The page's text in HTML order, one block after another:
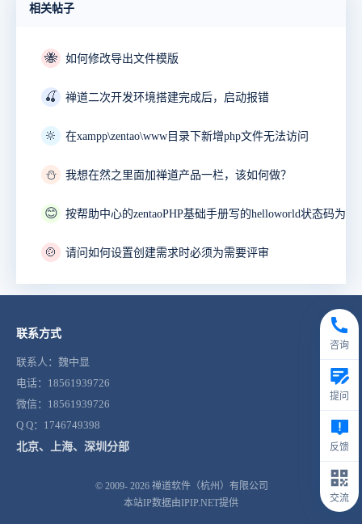
相关帖子
🐝 如何修改导出文件模版
🍒 禅道二次开发环境搭建完成后，启动报错
🔆 在xampp\zentao\www目录下新增php文件无法访问
⛄ 我想在然之里面加禅道产品一栏，该如何做？
😊
🍲 请问如何设置创建需求时必须为需要评审
联系方式
联系人：魏中显
电话：18561939726
微信：18561939726
Q Q：1746749398
北京、上海、深圳分部
© 2009- 2026 禅道软件（杭州）有限公司
本站IP数据由IPIP.NET提供
咨询
提问
反馈
交流